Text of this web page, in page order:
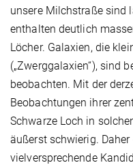
unsere Milchstraße sind
enthalten deutlich
Löcher. Galaxien, die
(„Zwerggalaxien“), sind
beobachten. Mit der
Beobachtungen ihrer
Schwarze Loch in
äußerst schwierig.
vielversprechende